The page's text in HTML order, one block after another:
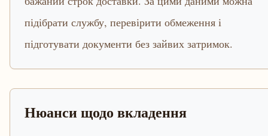
підібрати службу, перевірити обмеження і
підготувати документи без зайвих затримок.
Нюанси щодо вкладення